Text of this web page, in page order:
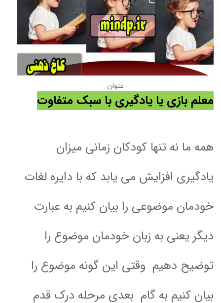
عنوان
معلم بازی یا یادگیری با سبک متفاوت
همه ما نه تنها کودکان زمانی میزان
یادگیری افزایش می یابد که با دایره لغات
خودمان موضوعی را بیان کنیم به عبارت
دیگر یعنی به زبان خودمان موضوع را
توضیح دهیم وقتی این گونه موضوع را
بیان کنیم به گام بعدی مرحله درک قدم